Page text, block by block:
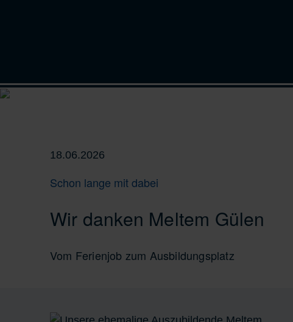
18.06.2026
Schon lange mit dabei
Wir danken Meltem Gülen
Vom Ferienjob zum Ausbildungsplatz